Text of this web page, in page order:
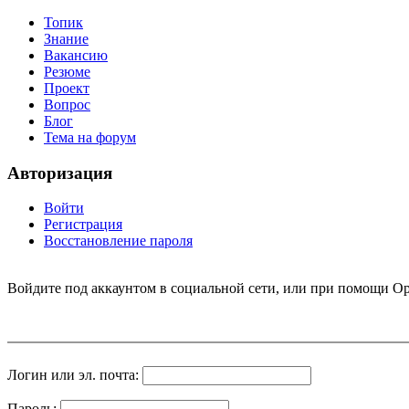
Топик
Знание
Вакансию
Резюме
Проект
Вопрос
Блог
Тема на форум
Авторизация
Войти
Регистрация
Восстановление пароля
Войдите под аккаунтом в социальной сети, или при помощи
Логин или эл. почта: